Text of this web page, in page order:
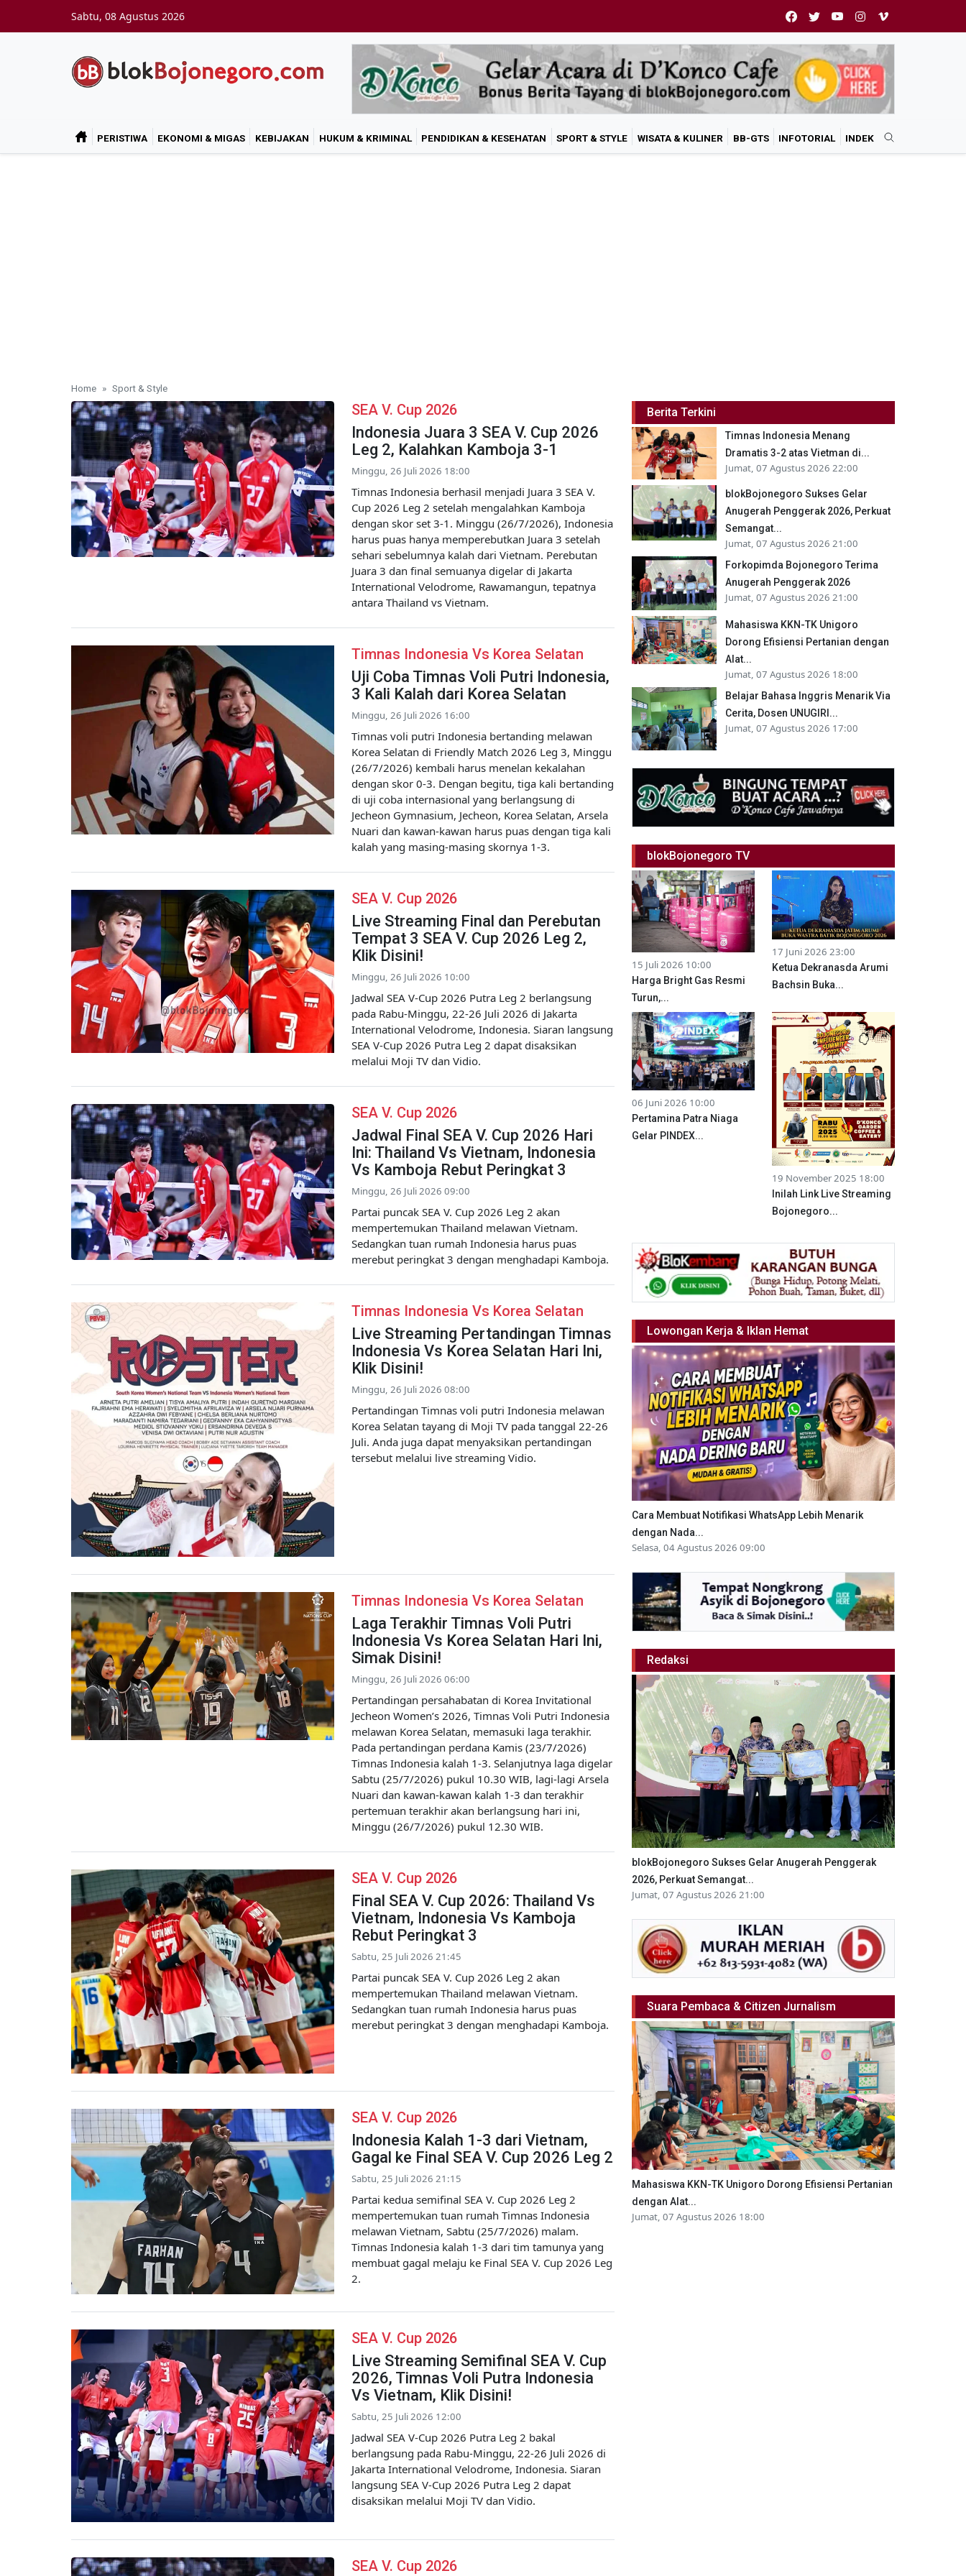
Sabtu, 08 Agustus 2026
PERISTIWA EKONOMI & MIGAS KEBIJAKAN HUKUM & KRIMINAL PENDIDIKAN & KESEHATAN SPORT & STYLE WISATA & KULINER BB-GTS INFOTORIAL INDEK
Home Sport & Style
SEA V. Cup 2026
Indonesia Juara 3 SEA V. Cup 2026
Leg 2, Kalahkan Kamboja 3-1
Minggu, 26 Juli 2026 18:00
Timnas Indonesia berhasil menjadi Juara 3 SEA V.
Cup 2026 Leg 2 setelah mengalahkan Kamboja
dengan skor set 3-1. Minggu (26/7/2026), Indonesia
harus puas hanya memperebutkan Juara 3 setelah
sehari sebelumnya kalah dari Vietnam. Perebutan
Juara 3 dan final semuanya digelar di Jakarta
International Velodrome, Rawamangun, tepatnya
antara Thailand vs Vietnam.
Timnas Indonesia Vs Korea Selatan
Uji Coba Timnas Voli Putri Indonesia,
3 Kali Kalah dari Korea Selatan
Minggu, 26 Juli 2026 16:00
Timnas voli putri Indonesia bertanding melawan
Korea Selatan di Friendly Match 2026 Leg 3, Minggu
(26/7/2026) kembali harus menelan kekalahan
dengan skor 0-3. Dengan begitu, tiga kali bertanding
di uji coba internasional yang berlangsung di
Jecheon Gymnasium, Jecheon, Korea Selatan, Arsela
Nuari dan kawan-kawan harus puas dengan tiga kali
kalah yang masing-masing skornya 1-3.
SEA V. Cup 2026
Live Streaming Final dan Perebutan
Tempat 3 SEA V. Cup 2026 Leg 2,
Klik Disini!
Minggu, 26 Juli 2026 10:00
Jadwal SEA V-Cup 2026 Putra Leg 2 berlangsung
pada Rabu-Minggu, 22-26 Juli 2026 di Jakarta
International Velodrome, Indonesia. Siaran langsung
SEA V-Cup 2026 Putra Leg 2 dapat disaksikan
melalui Moji TV dan Vidio.
SEA V. Cup 2026
Jadwal Final SEA V. Cup 2026 Hari
Ini: Thailand Vs Vietnam, Indonesia
Vs Kamboja Rebut Peringkat 3
Minggu, 26 Juli 2026 09:00
Partai puncak SEA V. Cup 2026 Leg 2 akan
mempertemukan Thailand melawan Vietnam.
Sedangkan tuan rumah Indonesia harus puas
merebut peringkat 3 dengan menghadapi Kamboja.
Timnas Indonesia Vs Korea Selatan
Live Streaming Pertandingan Timnas
Indonesia Vs Korea Selatan Hari Ini,
Klik Disini!
Minggu, 26 Juli 2026 08:00
Pertandingan Timnas voli putri Indonesia melawan
Korea Selatan tayang di Moji TV pada tanggal 22-26
Juli. Anda juga dapat menyaksikan pertandingan
tersebut melalui live streaming Vidio.
Timnas Indonesia Vs Korea Selatan
Laga Terakhir Timnas Voli Putri
Indonesia Vs Korea Selatan Hari Ini,
Simak Disini!
Minggu, 26 Juli 2026 06:00
Pertandingan persahabatan di Korea Invitational
Jecheon Women’s 2026, Timnas Voli Putri Indonesia
melawan Korea Selatan, memasuki laga terakhir.
Pada pertandingan perdana Kamis (23/7/2026)
Timnas Indonesia kalah 1-3. Selanjutnya laga digelar
Sabtu (25/7/2026) pukul 10.30 WIB, lagi-lagi Arsela
Nuari dan kawan-kawan kalah 1-3 dan terakhir
pertemuan terakhir akan berlangsung hari ini,
Minggu (26/7/2026) pukul 12.30 WIB.
SEA V. Cup 2026
Final SEA V. Cup 2026: Thailand Vs
Vietnam, Indonesia Vs Kamboja
Rebut Peringkat 3
Sabtu, 25 Juli 2026 21:45
Partai puncak SEA V. Cup 2026 Leg 2 akan
mempertemukan Thailand melawan Vietnam.
Sedangkan tuan rumah Indonesia harus puas
merebut peringkat 3 dengan menghadapi Kamboja.
SEA V. Cup 2026
Indonesia Kalah 1-3 dari Vietnam,
Gagal ke Final SEA V. Cup 2026 Leg 2
Sabtu, 25 Juli 2026 21:15
Partai kedua semifinal SEA V. Cup 2026 Leg 2
mempertemukan tuan rumah Timnas Indonesia
melawan Vietnam, Sabtu (25/7/2026) malam.
Timnas Indonesia kalah 1-3 dari tim tamunya yang
membuat gagal melaju ke Final SEA V. Cup 2026 Leg
2.
SEA V. Cup 2026
Live Streaming Semifinal SEA V. Cup
2026, Timnas Voli Putra Indonesia
Vs Vietnam, Klik Disini!
Sabtu, 25 Juli 2026 12:00
Jadwal SEA V-Cup 2026 Putra Leg 2 bakal
berlangsung pada Rabu-Minggu, 22-26 Juli 2026 di
Jakarta International Velodrome, Indonesia. Siaran
langsung SEA V-Cup 2026 Putra Leg 2 dapat
disaksikan melalui Moji TV dan Vidio.
SEA V. Cup 2026
Berita Terkini
Timnas Indonesia Menang
Dramatis 3-2 atas Vietman di...
Jumat, 07 Agustus 2026 22:00
blokBojonegoro Sukses Gelar
Anugerah Penggerak 2026, Perkuat
Semangat...
Jumat, 07 Agustus 2026 21:00
Forkopimda Bojonegoro Terima
Anugerah Penggerak 2026
Jumat, 07 Agustus 2026 21:00
Mahasiswa KKN-TK Unigoro
Dorong Efisiensi Pertanian dengan
Alat...
Jumat, 07 Agustus 2026 18:00
Belajar Bahasa Inggris Menarik Via
Cerita, Dosen UNUGIRI...
Jumat, 07 Agustus 2026 17:00
blokBojonegoro TV
15 Juli 2026 10:00
Harga Bright Gas Resmi
Turun,...
17 Juni 2026 23:00
Ketua Dekranasda Arumi
Bachsin Buka...
06 Juni 2026 10:00
Pertamina Patra Niaga
Gelar PINDEX...
19 November 2025 18:00
Inilah Link Live Streaming
Bojonegoro...
Lowongan Kerja & Iklan Hemat
Cara Membuat Notifikasi WhatsApp Lebih Menarik
dengan Nada...
Selasa, 04 Agustus 2026 09:00
Redaksi
blokBojonegoro Sukses Gelar Anugerah Penggerak
2026, Perkuat Semangat...
Jumat, 07 Agustus 2026 21:00
Suara Pembaca & Citizen Jurnalism
Mahasiswa KKN-TK Unigoro Dorong Efisiensi Pertanian
dengan Alat...
Jumat, 07 Agustus 2026 18:00